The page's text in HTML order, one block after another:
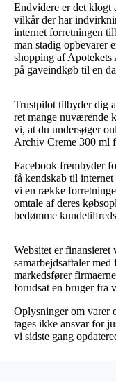
Endvidere er det klogt
vilkår der har
internet forretningen
man stadig opbevarer
shopping af
på gaveindkøb til en
Trustpilot tilbyder dig
ret mange nuværende
vi, at du undersøger
Archiv Creme 300 ml
Facebook frembyder
få kendskab til
vi en række
omtale af deres
bedømme
Websitet er
samarbejdsaftaler
markedsfører
forudsat en bruger fra
Oplysninger om varer
tages ikke ansvar for
vi sidste gang